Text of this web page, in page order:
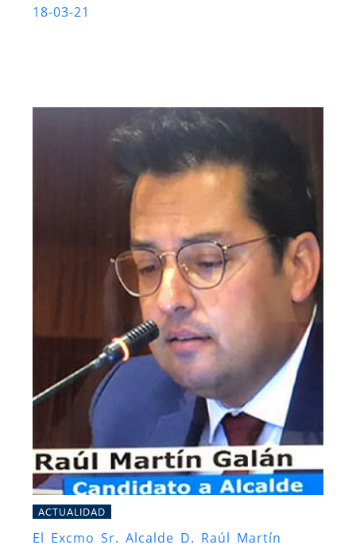
18-03-21
ACTUALIDAD
El Excmo Sr. Alcalde D. Raúl Martín